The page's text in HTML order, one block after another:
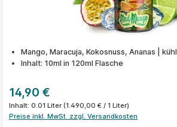
Mango, Maracuja, Kokosnuss, Ananas | kühl
Inhalt: 10ml in 120ml Flasche
14,90 €
Inhalt: 0.01 Liter (1.490,00 € / 1 Liter)
Preise inkl. MwSt. zzgl. Versandkosten